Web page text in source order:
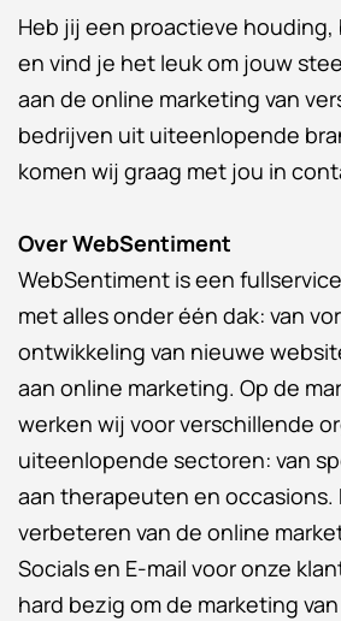
Heb jij een proactieve
en vind je het leuk om jouw
aan de online marketing van
bedrijven uit uiteenlopende
komen wij graag met jou in
Over WebSentiment
WebSentiment is een
met alles onder één dak: van
ontwikkeling van nieuwe
aan online marketing. Op de
werken wij voor verschillende
uiteenlopende sectoren: van
aan therapeuten en occasions.
verbeteren van de online
Socials en E-mail voor onze
hard bezig om de marketing